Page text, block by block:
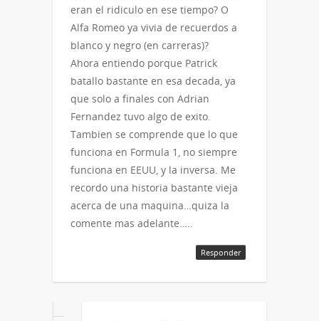
eran el ridiculo en ese tiempo? O
Alfa Romeo ya vivia de recuerdos a
blanco y negro (en carreras)?
Ahora entiendo porque Patrick
batallo bastante en esa decada, ya
que solo a finales con Adrian
Fernandez tuvo algo de exito.
Tambien se comprende que lo que
funciona en Formula 1, no siempre
funciona en EEUU, y la inversa. Me
recordo una historia bastante vieja
acerca de una maquina…quiza la
comente mas adelante…..
Responder